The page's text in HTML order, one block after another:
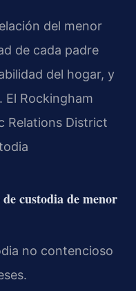
del menor
de cada padre
del hogar, y
El Rockingham
Relations District
custodia de menor
no contencioso